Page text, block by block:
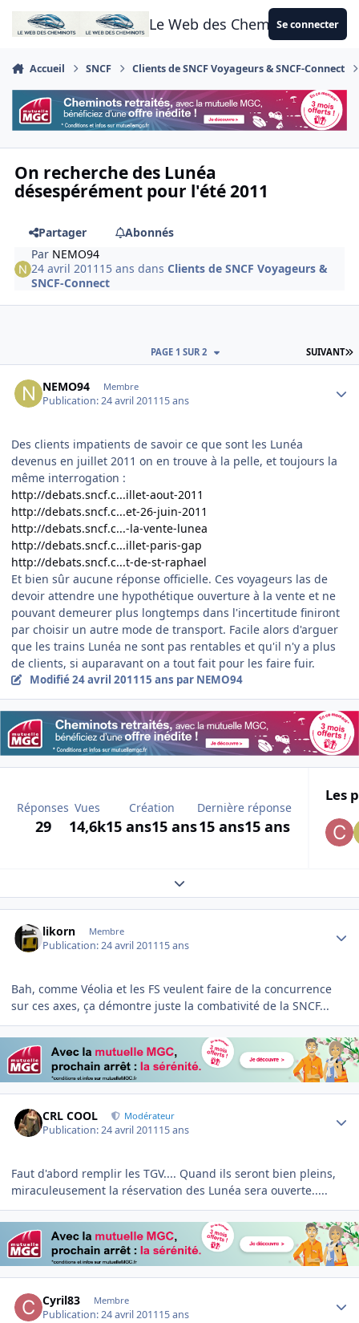
Aller au contenu
Le Web des CheminotsSe connecter
Accueil SNCF Clients de SNCF Voyageurs & SNCF-Connect
On recherche des Lunéa
désespérément pour l'été 2011
Partager
Abonnés
Par NEMO94
24 avril 2011 15 ans dansClients de SNCF Voyageurs &
SNCF-Connect
SUIVANT
PAGE 1 SUR 2
NEMO94 Membre
Publication:24 avril 201115 ans
Des clients impatients de savoir ce que sont les Lunéa
devenus en juillet 2011 on en trouve à la pelle, et toujours la
même interrogation :
http://debats.sncf.c...illet-aout-2011
http://debats.sncf.c...et-26-juin-2011
http://debats.sncf.c...-la-vente-lunea
http://debats.sncf.c...illet-paris-gap
http://debats.sncf.c...t-de-st-raphael
Et bien sûr aucune réponse officielle. Ces voyageurs las de
devoir attendre une hypothétique ouverture à la vente et ne
pouvant demeurer plus longtemps dans l'incertitude finiront
par choisir un autre mode de transport. Facile alors d'arguer
que les trains Lunéa ne sont pas rentables et qu'il n'y a plus
de clients, si auparavant on a tout fait pour les faire fuir.
Modifié24 avril 201115 ans par NEMO94
Réponses
29
Vues
14,6k
Création
15 ans15 ans
Dernière réponse
15 ans15 ans
Les
Expand topic overview
likorn Membre
Publication:24 avril 201115 ans
Bah, comme Véolia et les FS veulent faire de la concurrence
sur ces axes, ça démontre juste la combativité de la SNCF...
CRL COOL Modérateur
Publication:24 avril 201115 ans
Faut d'abord remplir les TGV.... Quand ils seront bien pleins,
miraculeusement la réservation des Lunéa sera ouverte.....
Cyril83 Membre
Publication:24 avril 201115 ans